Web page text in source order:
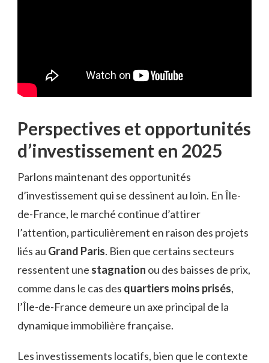
Perspectives et opportunités
d’investissement en 2025
Parlons maintenant des opportunités
d’investissement qui se dessinent au loin. En Île-
de-France, le marché continue d’attirer
l’attention, particulièrement en raison des projets
liés au Grand Paris. Bien que certains secteurs
ressentent une stagnation ou des baisses de prix,
comme dans le cas des quartiers moins prisés,
l’Île-de-France demeure un axe principal de la
dynamique immobilière française.
Les investissements locatifs, bien que le contexte